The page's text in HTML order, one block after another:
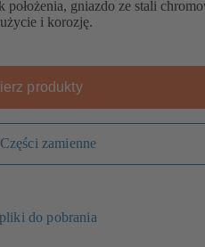
gniazdo ze stali
i korozję.
produkty
Części zamienne
do pobrania